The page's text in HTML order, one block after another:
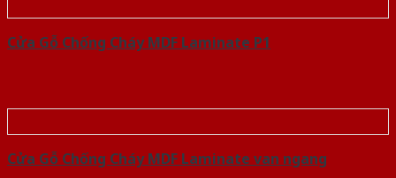
Cửa Gỗ Chống Cháy MDF Laminate P1
Cửa Gỗ Chống Cháy MDF Laminate van ngang